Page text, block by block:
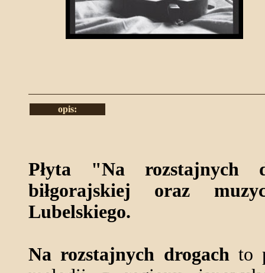
opis:
Płyta "Na rozstajnych
biłgorajskiej oraz
Lubelskiego.
Na rozstajnych drogachto